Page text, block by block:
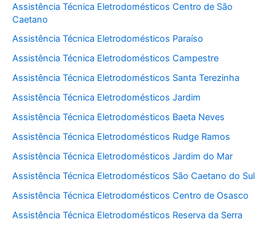
Assistência Técnica Eletrodomésticos Centro de São
Caetano
Assistência Técnica Eletrodomésticos Paraíso
Assistência Técnica Eletrodomésticos Campestre
Assistência Técnica Eletrodomésticos Santa Terezinha
Assistência Técnica Eletrodomésticos Jardim
Assistência Técnica Eletrodomésticos Baeta Neves
Assistência Técnica Eletrodomésticos Rudge Ramos
Assistência Técnica Eletrodomésticos Jardim do Mar
Assistência Técnica Eletrodomésticos São Caetano do Sul
Assistência Técnica Eletrodomésticos Centro de Osasco
Assistência Técnica Eletrodomésticos Reserva da Serra